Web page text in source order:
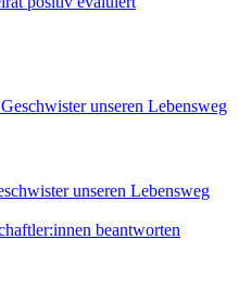
unseren Lebensweg